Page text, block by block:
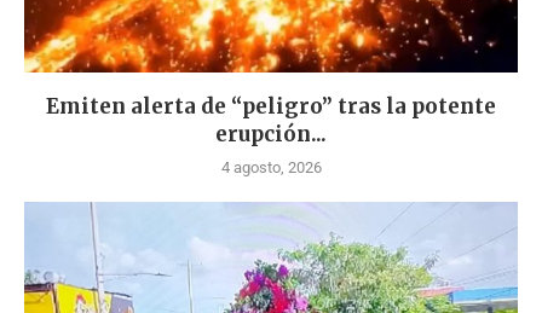
Emiten alerta de “peligro” tras la potente
erupción...
4 agosto, 2026